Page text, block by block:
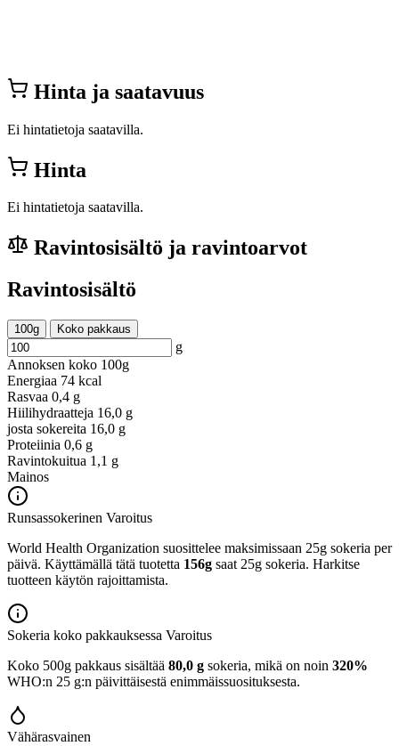
Hinta ja saatavuus
Ei hintatietoja saatavilla.
Hinta
Ei hintatietoja saatavilla.
Ravintosisältö ja ravintoarvot
Ravintosisältö
100g Koko pakkaus
g
Annoksen koko 100g
Energiaa 74 kcal
Rasvaa 0,4 g
Hiilihydraatteja 16,0 g
josta sokereita 16,0 g
Proteiinia 0,6 g
Ravintokuitua 1,1 g
Mainos
Runsassokerinen Varoitus
World Health Organization suosittelee maksimissaan 25g sokeria per
päivä. Käyttämällä tätä tuotetta 156g saat 25g sokeria. Harkitse
tuotteen käytön rajoittamista.
Sokeria koko pakkauksessa Varoitus
Koko 500g pakkaus sisältää 80,0 g sokeria, mikä on noin 320%
WHO:n 25 g:n päivittäisestä enimmäissuosituksesta.
Vähärasvainen